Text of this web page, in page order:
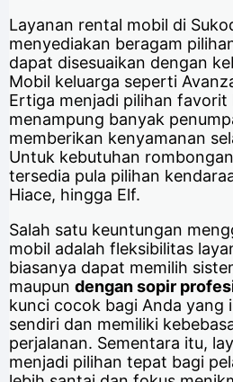
Layanan rental mobil di
menyediakan beragam
dapat disesuaikan dengan
Mobil keluarga seperti
Ertiga menjadi pilihan favorit
menampung banyak
memberikan kenyamanan
Untuk kebutuhan
tersedia pula pilihan
Hiace, hingga Elf.
Salah satu keuntungan
mobil adalah fleksibilitas
biasanya dapat memilih
maupun dengan sopir
kunci cocok bagi Anda yang
sendiri dan memiliki
perjalanan. Sementara itu,
menjadi pilihan tepat bagi